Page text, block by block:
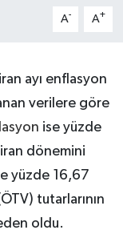
A- A+
ayı enflasyon
verilere göre
ise yüzde
dönemini
yüzde 16,67
tutarlarının
oldu.